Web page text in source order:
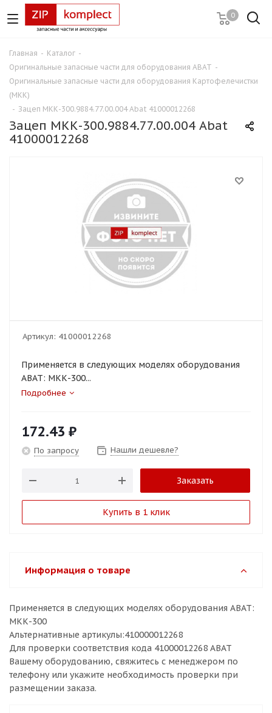
0
Главная - Каталог -
Оригинальные запасные части для оборудования ABAT -
Оригинальные запасные части для оборудования Картофелечистки
(МКК)
- Зацеп МКК-300.9884.77.00.004 Abat 41000012268
Зацеп МКК-300.9884.77.00.004 Abat
41000012268
Артикул: 41000012268
Применяется в следующих моделях оборудования
ABAT: МКК-300...
Подробнее
172.43 ₽
По запросу Нашли дешевле?
Заказать
Купить в 1 клик
Информация о товаре
Применяется в следующих моделях оборудования ABAT:
МКК-300
Альтернативные артикулы:410000012268
Для проверки соответствия кода 41000012268 ABAT
Вашему оборудованию, свяжитесь с менеджером по
телефону или укажите необходимость проверки при
размещении заказа.